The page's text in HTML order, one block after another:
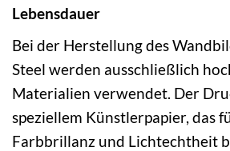
Lebensdauer
Bei der Herstellung des
Steel werden ausschließlich
Materialien verwendet. Der
speziellem Künstlerpapier, das
Farbbrillanz und Lichtechtheit